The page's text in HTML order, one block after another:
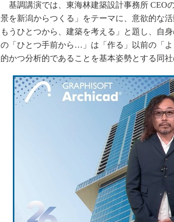
基調講演では、東海林建築設計事務所 CEO
景を新潟からつくる」をテーマに、意欲的な
もうひとつから、建築を考える」と題し、自
の「ひとつ手前から…」は「作る」以前の「
的かつ分析的であることを基本姿勢とする同